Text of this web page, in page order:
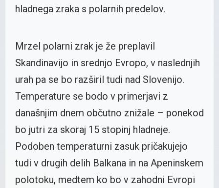
hladnega zraka s polarnih predelov.
Mrzel polarni zrak je že preplavil
Skandinavijo in srednjo Evropo, v naslednjih
urah pa se bo razširil tudi nad Slovenijo.
Temperature se bodo v primerjavi z
današnjim dnem občutno znižale – ponekod
bo jutri za skoraj 15 stopinj hladneje.
Podoben temperaturni zasuk pričakujejo
tudi v drugih delih Balkana in na Apeninskem
polotoku, medtem ko bo v zahodni Evropi